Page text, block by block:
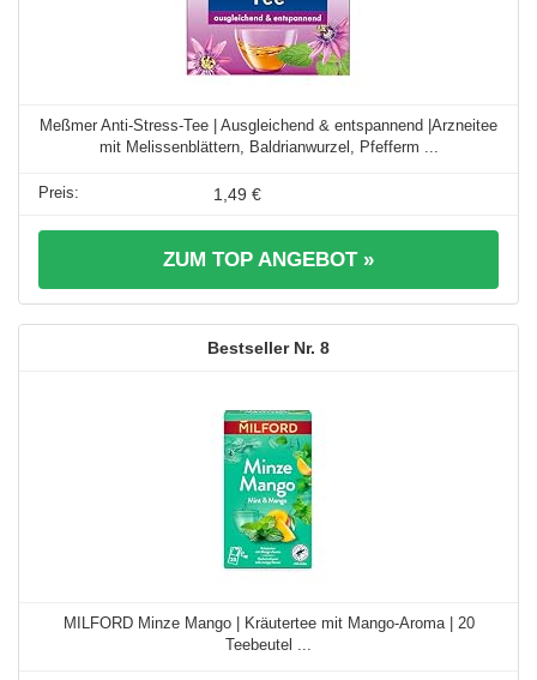
Meßmer Anti‑Stress‑Tee | Ausgleichend & entspannend |Arzneitee
mit Melissenblättern, Baldrianwurzel, Pfefferm ...
1,49 €
ZUM TOP ANGEBOT »
8
MILFORD Minze Mango | Kräutertee mit Mango-Aroma | 20
Teebeutel ...